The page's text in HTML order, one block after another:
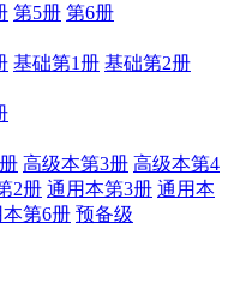
第5册 第6册
基础第1册 基础第2册
高级本第3册 高级本第4
2册 通用本第3册 通用本
第6册 预备级